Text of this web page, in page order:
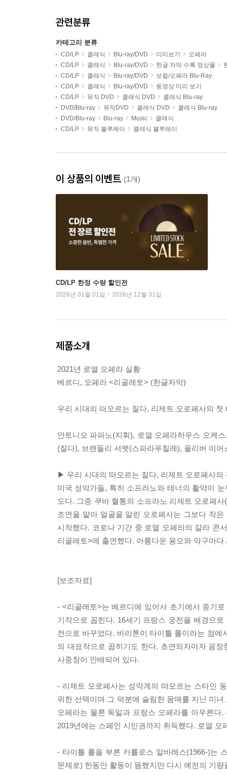
관련분류
카테고리 분류
CD/LP 클래식 Blu-ray/DVD 미리보기
오페라
CD/LP
클래식 Blu-ray/DVD 한글 자막 수록 영상물
CD/LP
클래식 Blu-ray/DVD
보컬/오페라 Blu-Ray
CD/LP
클래식 Blu-ray/DVD
동영상 미리 보기
CD/LP
뮤직 DVD 클래식 DVD
클래식 Blu-ray
DVD/Blu-ray
뮤직DVD 클래식 DVD
클래식 Blu-ray
DVD/Blu-ray
Blu-ray Music
클래식
CD/LP
뮤직 블루레이 클래식 블루레이
이 상품의 이벤트 (1개)
CD/LP 한정 수량 할인전
2026년 01월 01일 ~ 2026년 12월 31일
제품소개
2021년 로열 오페라 실황
베르디, 오페라 <리골레토> (한글자막)
우리 시대의 떠오르는 질다, 리제트 오로페사의 첫
안토니오 파파노(지휘), 로열 오페라하우스 오케
(질다), 브랜들리 셔랫(스파라푸칠레), 올리버 미어
▶ 우리 시대의 떠오르는 질다, 리제트 오로페사의
미국 성악가들, 특히 소프라노와 테너의 활약이
도다. 그중 쿠바 혈통의 소프라노 리제트 오로페
조연을 맡아 얼굴을 알린 오로페사는 그보다 작
시작했다. 코로나 기간 중 로열 오페라의 갈라 콘
리골레토>에 출연했다. 아름다운 용모와 악구마
[보조자료]
- <리골레토>는 베르디에 있어서 초기에서 중기
기작으로 꼽힌다. 16세기 프랑스 궁전을 배경으
전으로 바꾸었다. 바리톤이 타이틀 롤이라는 점에
의 대표작으로 꼽히기도 한다. 초연되자마자 굉
사중창이 안배되어 있다.
- 리제트 오로페사는 성악계의 떠오르는 스타인
위한 선택이며 그 덕분에 슬림한 몸매를 지닌 미
오페라는 물론 독일과 프랑스 오페라를 아우른
2019년에는 스페인 시민권까지 취득했다. 로열 오
- 타이틀 롤을 부른 카를로스 알바레스(1966-)는
문제로) 한동안 활동이 뜸했지만 다시 예전의 기